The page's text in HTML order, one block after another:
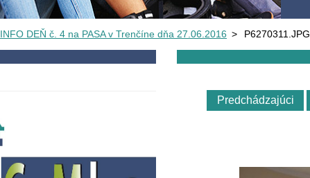
INFO DEŇ č. 4 na PASA v Trenčíne dňa 27.06.2016 > P6270311.JPG
Predchádzajúci